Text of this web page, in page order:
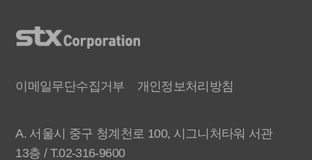
이메일무단수집거부 개인정보처리방침
A. 서울시 중구 청계천로 100, 시그니처타워 서관
13층 / T.02-316-9600